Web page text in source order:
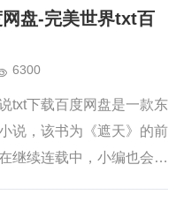
新章节出来，小编会第一
盘-完美世界txt百
6300
txt下载百度网盘是一款东
说，该书为《遮天》的前
继续连载中，小编也会不